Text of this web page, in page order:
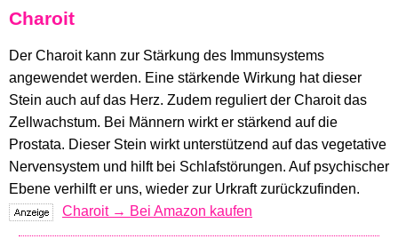
Charoit
Der Charoit kann zur Stärkung des Immunsystems
angewendet werden. Eine stärkende Wirkung hat dieser
Stein auch auf das Herz. Zudem reguliert der Charoit das
Zellwachstum. Bei Männern wirkt er stärkend auf die
Prostata. Dieser Stein wirkt unterstützend auf das vegetative
Nervensystem und hilft bei Schlafstörungen. Auf psychischer
Ebene verhilft er uns, wieder zur Urkraft zurückzufinden.
Charoit → Bei Amazon kaufen